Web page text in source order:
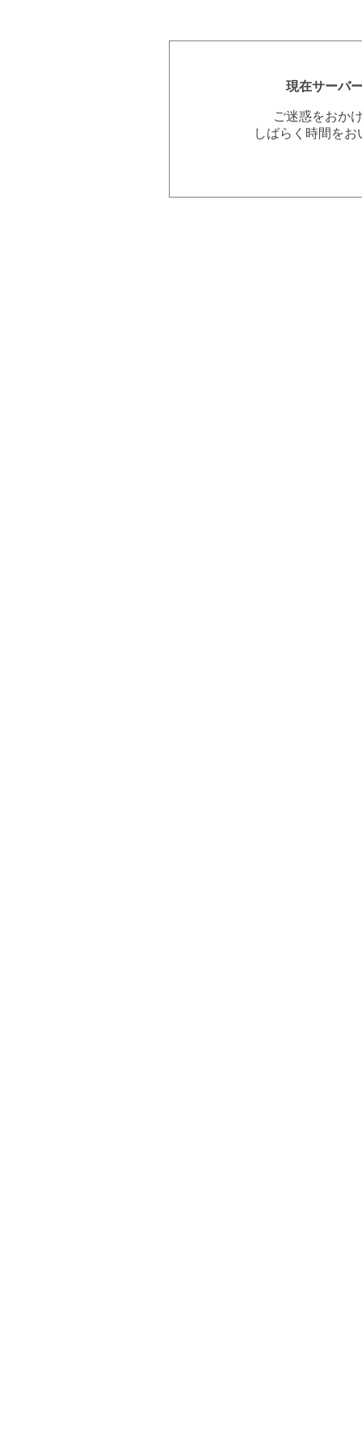
現在サーバ
ご迷惑をおか
しばらく時間を